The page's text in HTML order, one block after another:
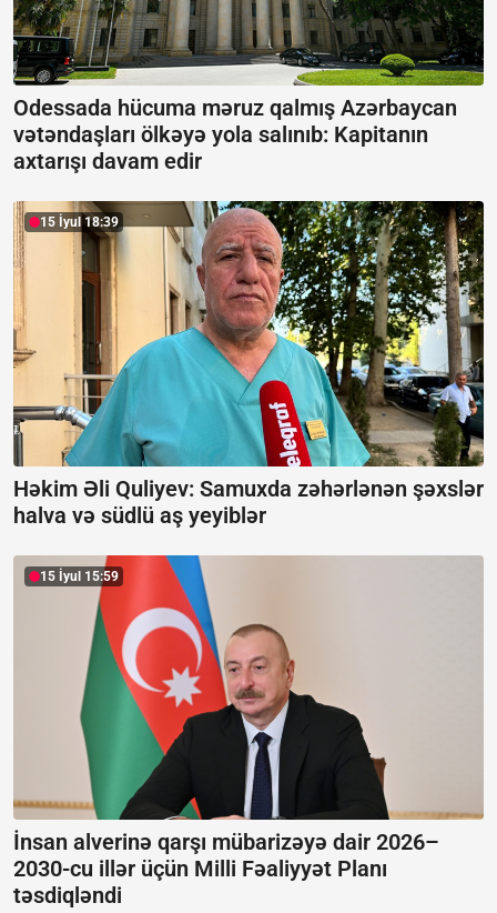
Odessada hücuma məruz qalmış Azərbaycan
vətəndaşları ölkəyə yola salınıb: Kapitanın
axtarışı davam edir
15 İyul 18:39
Həkim Əli Quliyev: Samuxda zəhərlənən şəxslər
halva və südlü aş yeyiblər
15 İyul 15:59
İnsan alverinə qarşı mübarizəyə dair 2026–
2030-cu illər üçün Milli Fəaliyyət Planı
təsdiqləndi